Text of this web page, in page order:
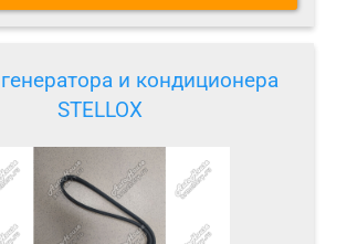
и кондиционера
STELLOX